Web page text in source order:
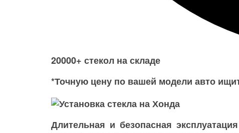
20000+ стекол на складе
*Точную цену по вашей модели авто
Длительная и безопасная